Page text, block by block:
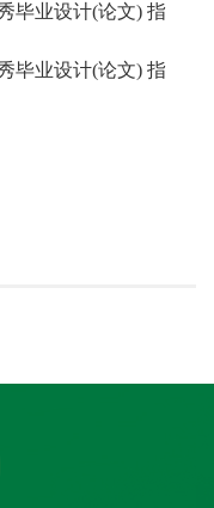
毕业设计(论文) 指
毕业设计(论文) 指